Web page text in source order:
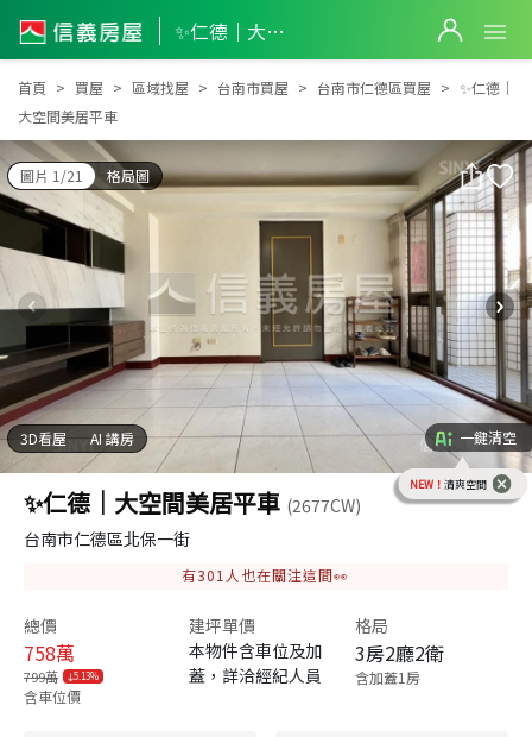
✨仁德｜大空間美居平車
✨仁德｜大空間美居平車
首頁 買屋 區域找屋 台南市買屋 台南市仁德區買屋
✨仁德｜
大空間美居平車
圖片 1/21 格局圖
3D看屋 AI 講房 一鍵清空
NEW！ 清爽空間
✨仁德｜大空間美居平車 (2677CW)
台南市仁德區北保一街
有301 人也在關注這間👀
總價
758萬
799萬 5.13%
含車位價
建坪單價
本物件含車位及加
蓋，詳洽經紀人員
格局
3房2廳2衛
含加蓋1房